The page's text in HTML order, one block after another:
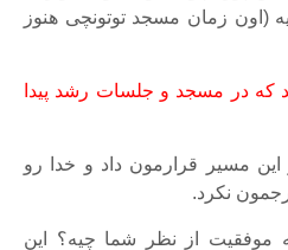
(اون زمان مسجد توتونچی هنوز
که در مسجد و جلسات رشد پیدا
مسیر قرارمون داد و خدا رو
نکرد.
از نظر شما چیه؟ این